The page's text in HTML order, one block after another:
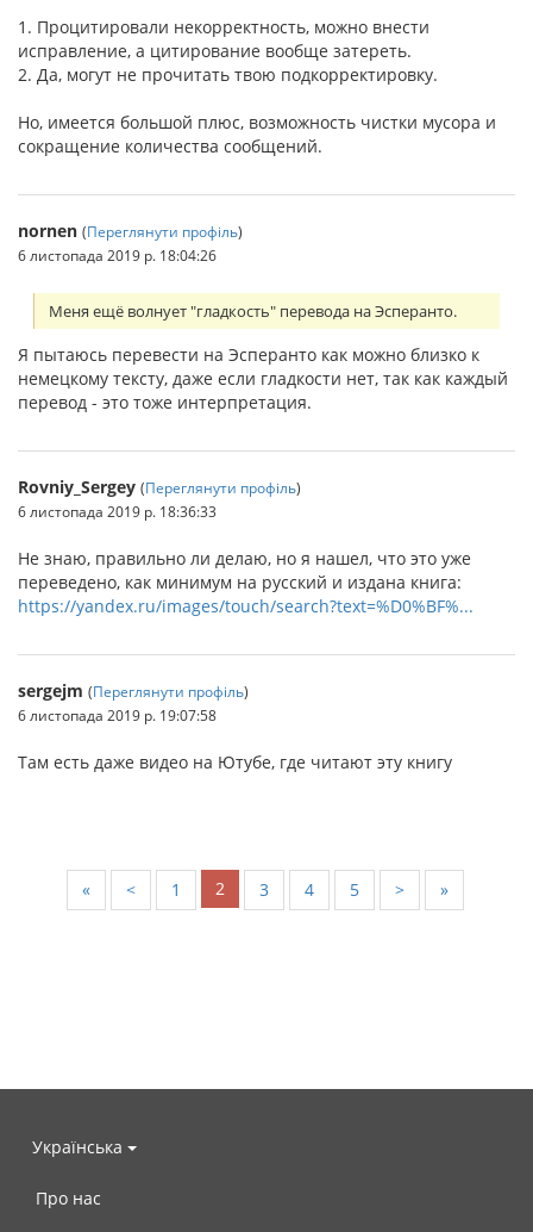
1. Процитировали некорректность, можно внести
исправление, а цитирование вообще затереть.
2. Да, могут не прочитать твою подкорректировку.
Но, имеется большой плюс, возможность чистки мусора и
сокращение количества сообщений.
nornen (Переглянути профіль)
6 листопада 2019 р. 18:04:26
Меня ещё волнует "гладкость" перевода на Эсперанто.
Я пытаюсь перевести на Эсперанто как можно близко к
немецкому тексту, даже если гладкости нет, так как каждый
перевод - это тоже интерпретация.
Rovniy_Sergey (Переглянути профіль)
6 листопада 2019 р. 18:36:33
Не знаю, правильно ли делаю, но я нашел, что это уже
переведено, как минимум на русский и издана книга:
https://yandex.ru/images/touch/search?text=%D0%BF%...
sergejm (Переглянути профіль)
6 листопада 2019 р. 19:07:58
Там есть даже видео на Ютубе, где читают эту книгу
« < 1 2 3 4 5 > »
Українська
Про нас